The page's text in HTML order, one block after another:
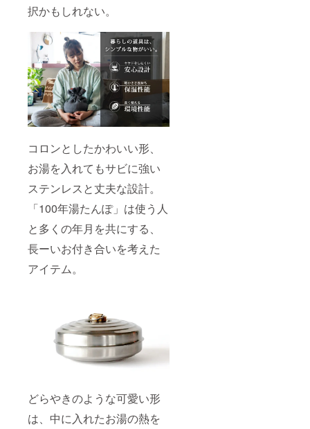
択かもしれない。
コロンとしたかわいい形、
お湯を入れてもサビに強い
ステンレスと丈夫な設計。
「100年湯たんぽ」は使う人
と多くの年月を共にする、
長ーいお付き合いを考えた
アイテム。
どらやきのような可愛い形
は、中に入れたお湯の熱を